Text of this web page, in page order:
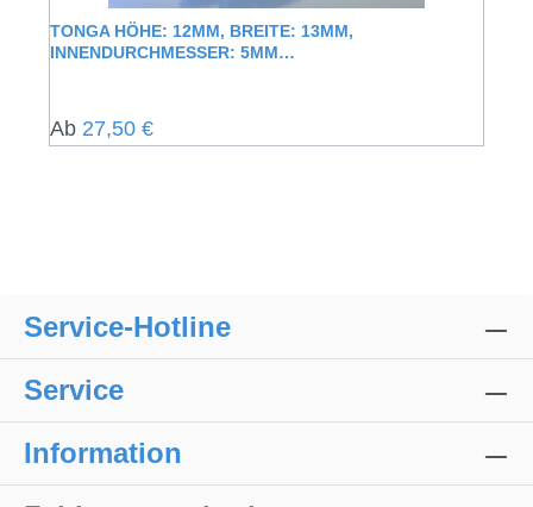
TONGA HÖHE: 12MM, BREITE: 13MM,
INNENDURCHMESSER: 5MM
Regulärer Preis:
Ab 27,50 €
Service-Hotline
Service
Information